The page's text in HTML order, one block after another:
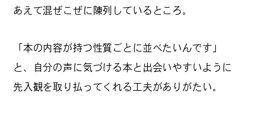
#ランチ
あえて混ぜこぜに陳列しているところ。
「本の内容が持つ性質ごとに並べたいんです」
と、自分の声に気づける本と出会いやすいように
先入観を取り払ってくれる工夫がありがたい。